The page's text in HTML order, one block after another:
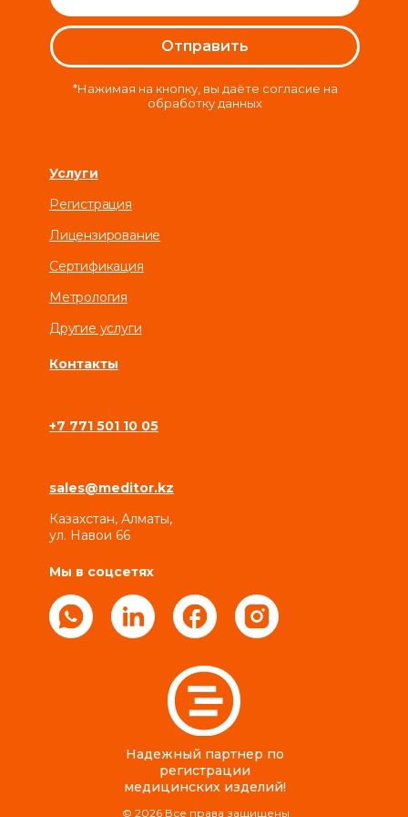
Отправить
*Нажимая на кнопку, вы даёте согласие на
обработку данных
Услуги
Лицензирование
Регистрация
Сертификация
Метрология
Другие услуги
Надежный партнер по
регистрации
медицинских изделий!
© 2026 Все права защищены
Контакты
Мы в соцсетях
+7 771 501 10 05
sales@meditor.kz
Казахстан, Алматы,
ул. Навои 66